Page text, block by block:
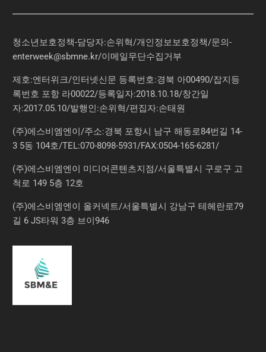
청소년보호정책-담당자:손위혁/개인정보보호정책/문의-
enterweek@sbmne.kr/이메일무단수집거부
제호:엔터위크/인터넷신문 등록번호:경북 아00490/잡지등
록번호 포항 라00022/등록일자:2018.10.18/창간일
자:2017.05.10/발행인:손위혁/편집자:손태원
(주)에스비엠엔이/주소:경북 포항시 남구 해동로84번길 14-
3 5동 104호/TEL:070-8098-5931/FAX:0504-165-6281/
(주)에스비엠엔이 미디어콘텐츠지점/서울특별시 구로구 고
척로 149 5층 12호
(주)에스비엠엔이 올커넥트/서울특별시 강남구 테헤란로79
길 6 JS타워 3층 브이946